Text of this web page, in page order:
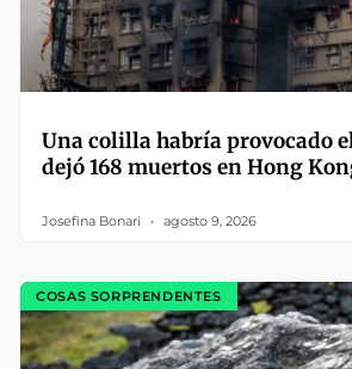
Una colilla habría provocado
dejó 168 muertos en Hong
Josefina Bonari agosto 9, 2026
COSAS SORPRENDENTES